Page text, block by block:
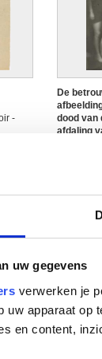
uw gegevens
verwerken je
uw apparaat op
en content,
-
De
dood van
afdaling
stenen
of de
vernieler
(16)
René
René